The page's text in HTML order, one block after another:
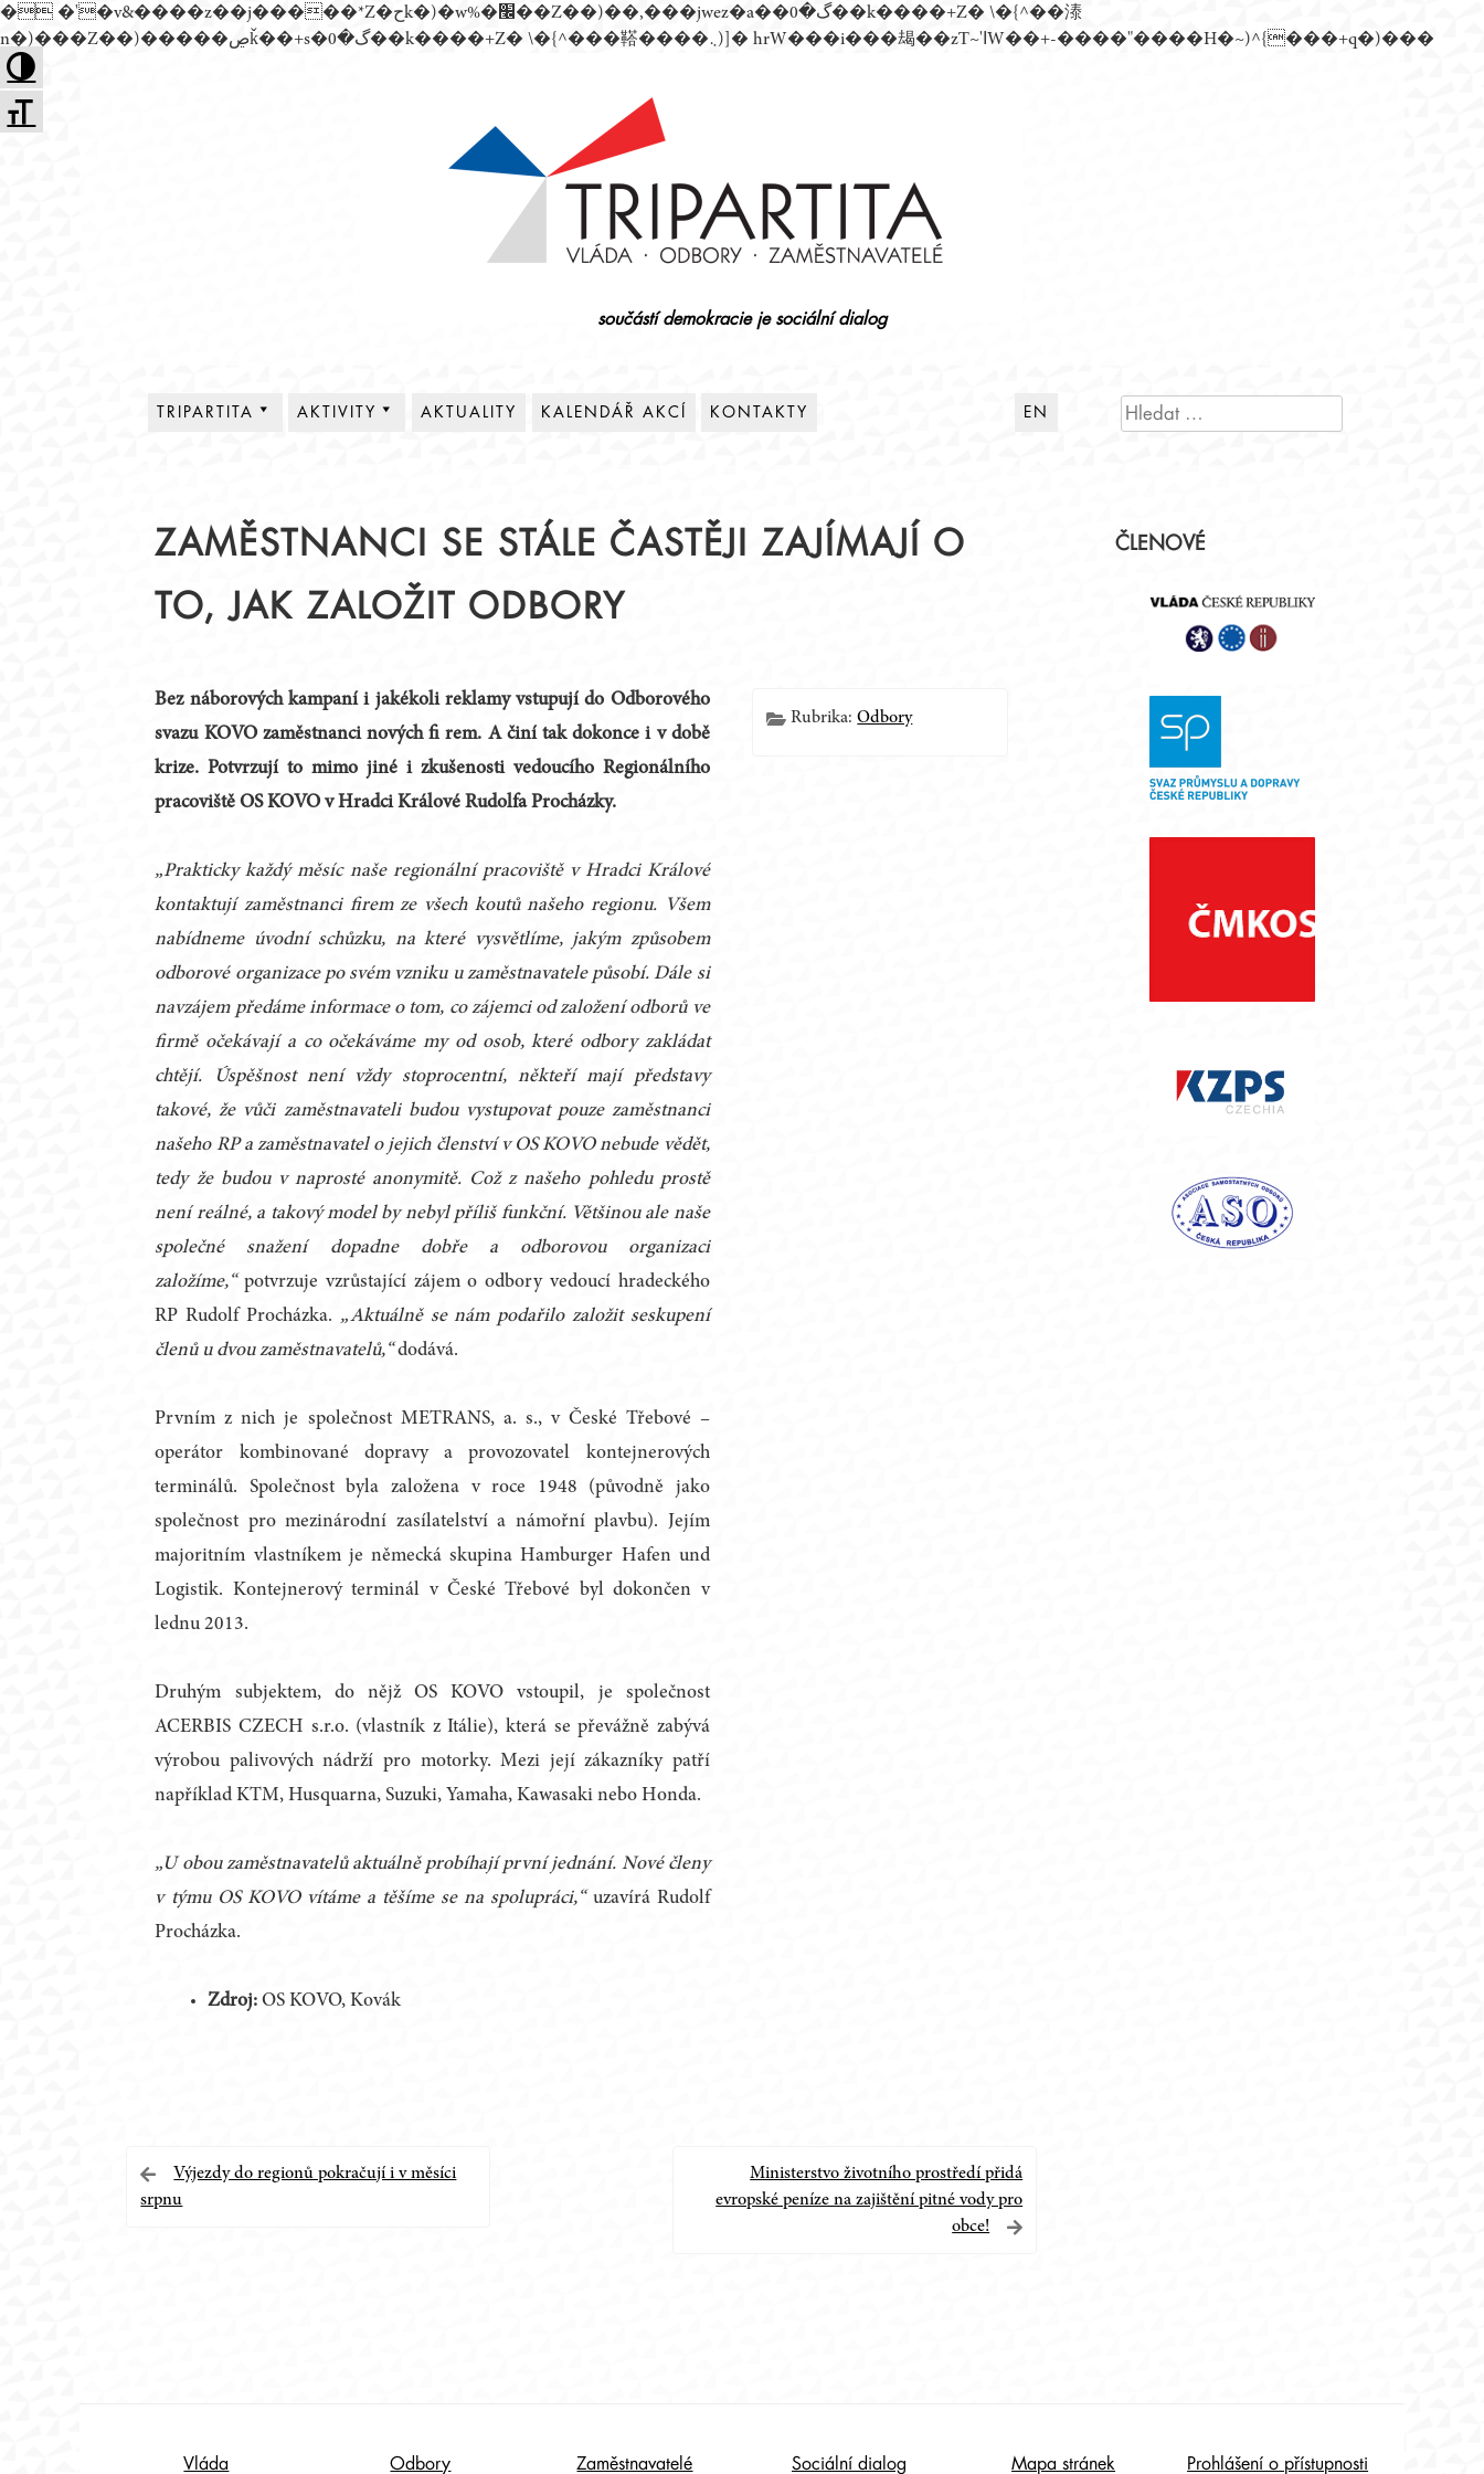
Toggle High Contrast
Toggle Font size
� �'�v&����z��j�����*Z�حk�)�w%�׬��Z��)��,���jwez�a��گ�0��k����+Z� \�{^��溙
n�)���Z��)�����ڝǩ��+s�گ�0��k����+Z� \�{^���鞳����܆)]� hrW���i���朅��zƬ~'ߊW��+-����"����H�~)^{���+q�)���
Přejít
k
obsahu
součástí demokracie je sociální dialog
TRIPARTITA
JEDNACÍ ŘÁD
ZAHRANIČNÍ PARTNEŘI
AKTIVITY
PRACOVNÍ TÝMY
KRAJSKÉ RADY
AKTUALITY KALENDÁŘ AKCÍ KONTAKTY EN VYHLEDÁVÁNÍ
ZAMĚSTNANCI SE STÁLE ČASTĚJI ZAJÍMAJÍ O
TO, JAK ZALOŽIT ODBORY
Bez náborových kampaní i jakékoli reklamy vstupují do Odborového
svazu KOVO zaměstnanci nových fi rem. A činí tak dokonce i v době
krize. Potvrzují to mimo jiné i zkušenosti vedoucího Regionálního
pracoviště OS KOVO v Hradci Králové Rudolfa Procházky.
„Prakticky každý měsíc naše regionální pracoviště v Hradci Králové
kontaktují zaměstnanci firem ze všech koutů našeho regionu. Všem
nabídneme úvodní schůzku, na které vysvětlíme, jakým způsobem
odborové organizace po svém vzniku u zaměstnavatele působí. Dále si
navzájem předáme informace o tom, co zájemci od založení odborů ve
firmě očekávají a co očekáváme my od osob, které odbory zakládat
chtějí. Úspěšnost není vždy stoprocentní, někteří mají představy
takové, že vůči zaměstnavateli budou vystupovat pouze zaměstnanci
našeho RP a zaměstnavatel o jejich členství v OS KOVO nebude vědět,
tedy že budou v naprosté anonymitě. Což z našeho pohledu prostě
není reálné, a takový model by nebyl příliš funkční. Většinou ale naše
společné snažení dopadne dobře a odborovou organizaci
založíme,“potvrzuje vzrůstající zájem o odbory vedoucí hradeckého
RP Rudolf Procházka. „Aktuálně se nám podařilo založit seskupení
členů u dvou zaměstnavatelů,“dodává.
Prvním z nich je společnost METRANS, a. s., v České Třebové –
operátor kombinované dopravy a provozovatel kontejnerových
terminálů. Společnost byla založena v roce 1948 (původně jako
společnost pro mezinárodní zasílatelství a námořní plavbu). Jejím
majoritním vlastníkem je německá skupina Hamburger Hafen und
Logistik. Kontejnerový terminál v České Třebové byl dokončen v
lednu 2013.
Druhým subjektem, do nějž OS KOVO vstoupil, je společnost
ACERBIS CZECH s.r.o. (vlastník z Itálie), která se převážně zabývá
výrobou palivových nádrží pro motorky. Mezi její zákazníky patří
například KTM, Husquarna, Suzuki, Yamaha, Kawasaki nebo Honda.
„U obou zaměstnavatelů aktuálně probíhají první jednání. Nové členy
v týmu OS KOVO vítáme a těšíme se na spolupráci,“uzavírá Rudolf
Procházka.
Zdroj: OS KOVO, Kovák
Rubrika:Odbory
Navigace
pro
Výjezdy do regionů pokračují i v měsíci
srpnu
Ministerstvo životního prostředí přidá
evropské peníze na zajištění pitné vody pro
obce!
ČLENOVÉ
Vláda Odbory Zaměstnavatelé Sociální dialog Mapa stránek Prohlášení o přístupnosti